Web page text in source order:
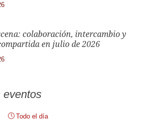
colaboración, intercambio y
en julio de 2026
eventos
Todo el día